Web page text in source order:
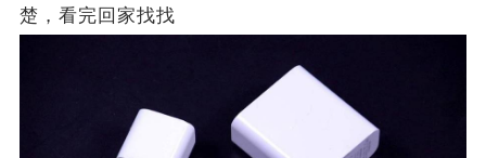
楚，看完回家找找